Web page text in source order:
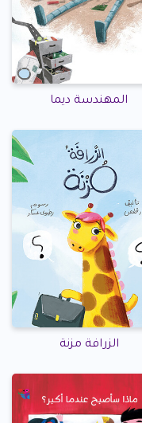
المهندسة ديما
الزرافة مزنة